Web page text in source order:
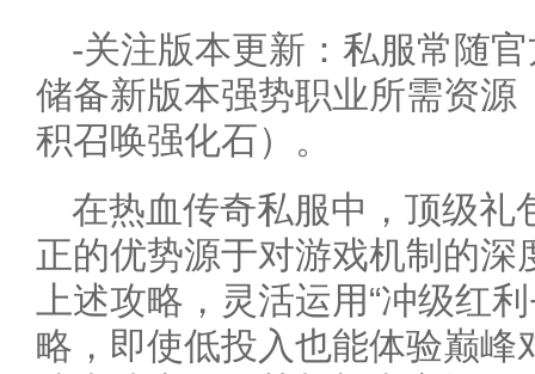
-关注版本更新：私服常随
储备新版本强势职业所需资源
积召唤强化石）。
在热血传奇私服中，顶级礼
正的优势源于对游戏机制的深
上述攻略，灵活运用“冲级红
略，即使低投入也能体验巅峰